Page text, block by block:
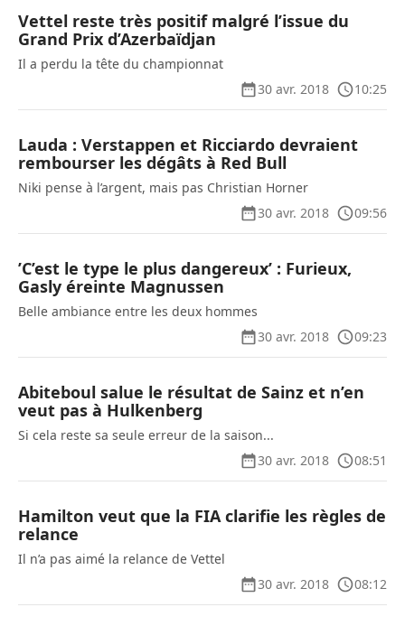
Vettel reste très positif malgré l’issue du
Grand Prix d’Azerbaïdjan
Il a perdu la tête du championnat
30 avr. 2018
10:25
Lauda : Verstappen et Ricciardo devraient
rembourser les dégâts à Red Bull
Niki pense à l’argent, mais pas Christian Horner
30 avr. 2018
09:56
’C’est le type le plus dangereux’ : Furieux,
Gasly éreinte Magnussen
Belle ambiance entre les deux hommes
30 avr. 2018
09:23
Abiteboul salue le résultat de Sainz et n’en
veut pas à Hulkenberg
Si cela reste sa seule erreur de la saison...
30 avr. 2018
08:51
Hamilton veut que la FIA clarifie les règles de
relance
Il n’a pas aimé la relance de Vettel
30 avr. 2018
08:12